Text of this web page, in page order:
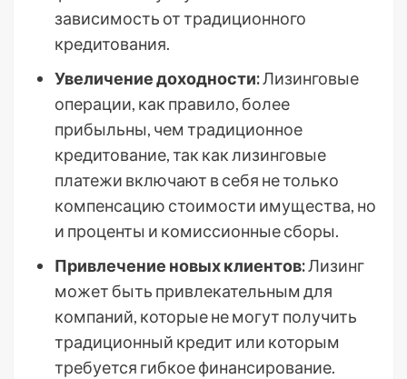
зависимость от традиционного
кредитования.
Увеличение доходности:Лизинговые
операции, как правило, более
прибыльны, чем традиционное
кредитование, так как лизинговые
платежи включают в себя не только
компенсацию стоимости имущества, но
и проценты и комиссионные сборы.
Привлечение новых клиентов:Лизинг
может быть привлекательным для
компаний, которые не могут получить
традиционный кредит или которым
требуется гибкое финансирование.